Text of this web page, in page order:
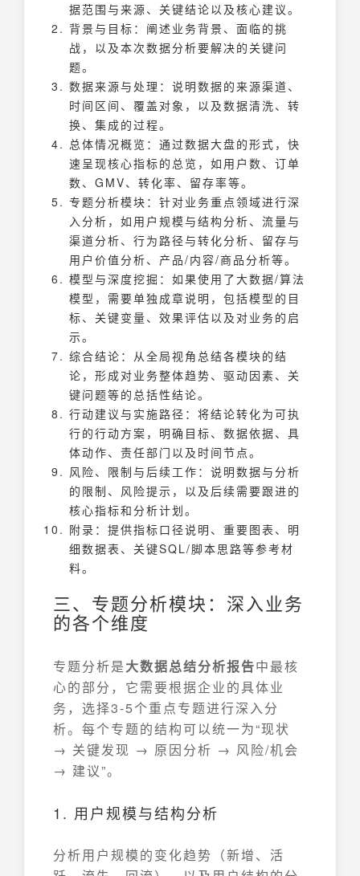
据范围与来源、关键结论以及核心建议。
背景与目标：阐述业务背景、面临的挑
战，以及本次数据分析要解决的关键问
题。
数据来源与处理：说明数据的来源渠道、
时间区间、覆盖对象，以及数据清洗、转
换、集成的过程。
总体情况概览：通过数据大盘的形式，快
速呈现核心指标的总览，如用户数、订单
数、GMV、转化率、留存率等。
专题分析模块：针对业务重点领域进行深
入分析，如用户规模与结构分析、流量与
渠道分析、行为路径与转化分析、留存与
用户价值分析、产品/内容/商品分析等。
模型与深度挖掘：如果使用了大数据/算法
模型，需要单独成章说明，包括模型的目
标、关键变量、效果评估以及对业务的启
示。
综合结论：从全局视角总结各模块的结
论，形成对业务整体趋势、驱动因素、关
键问题等的总括性结论。
行动建议与实施路径：将结论转化为可执
行的行动方案，明确目标、数据依据、具
体动作、责任部门以及时间节点。
风险、限制与后续工作：说明数据与分析
的限制、风险提示，以及后续需要跟进的
核心指标和分析计划。
附录：提供指标口径说明、重要图表、明
细数据表、关键SQL/脚本思路等参考材
料。
三、专题分析模块：深入业务
的各个维度
专题分析是大数据总结分析报告中最核
心的部分，它需要根据企业的具体业
务，选择3-5个重点专题进行深入分
析。每个专题的结构可以统一为“现状
→ 关键发现 → 原因分析 → 风险/机会
→ 建议”。
1. 用户规模与结构分析
分析用户规模的变化趋势（新增、活